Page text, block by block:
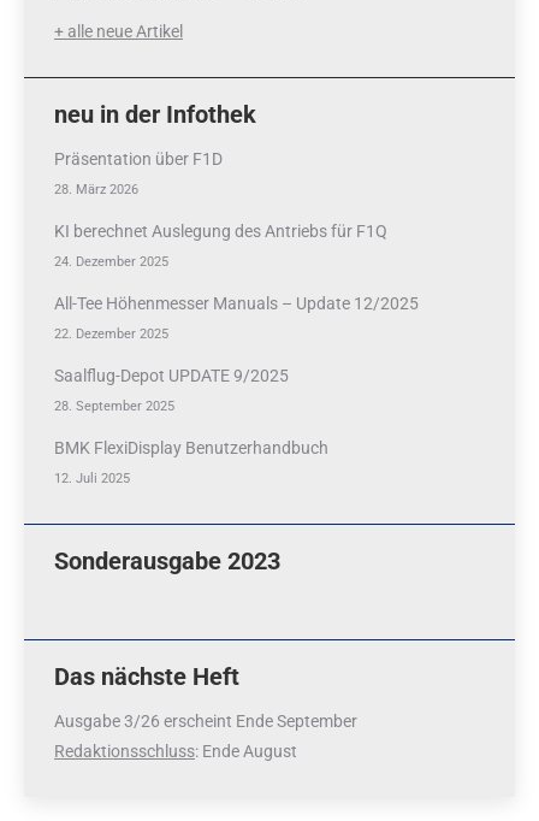
+ alle neue Artikel
neu in der Infothek
Präsentation über F1D
28. März 2026
KI berechnet Auslegung des Antriebs für F1Q
24. Dezember 2025
All-Tee Höhenmesser Manuals – Update 12/2025
22. Dezember 2025
Saalflug-Depot UPDATE 9/2025
28. September 2025
BMK FlexiDisplay Benutzerhandbuch
12. Juli 2025
Sonderausgabe 2023
Das nächste Heft
Ausgabe 3/26 erscheint Ende September
Redaktionsschluss: Ende August